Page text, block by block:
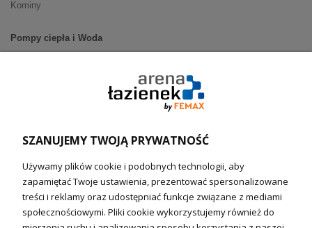
Kominy
Pompy ciepła i Woda
Ogrzewanie podłogowe (główne)
Technika solarna
Fotowoltanika
Sterowniki i regulatory
SZANUJEMY TWOJĄ PRYWATNOŚĆ
Używamy plików cookie i podobnych technologii, aby
zapamiętać Twoje ustawienia, prezentować spersonalizowane
treści i reklamy oraz udostępniać funkcje związane z mediami
społecznościowymi. Pliki cookie wykorzystujemy również do